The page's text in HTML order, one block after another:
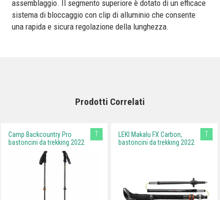
assemblaggio. Il segmento superiore è dotato di un efficace
sistema di bloccaggio con clip di alluminio che consente
una rapida e sicura regolazione della lunghezza.
Prodotti Correlati
Camp Backcountry Pro
bastoncini da trekking 2022
T
LEKI Makalu FX Carbon,
bastoncini da trekking 2022
T